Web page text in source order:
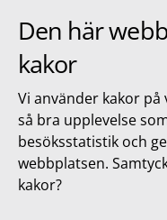
Den här
kakor
Vi använder kakor
så bra upplevelse
besöksstatistik och
webbplatsen.
kakor?